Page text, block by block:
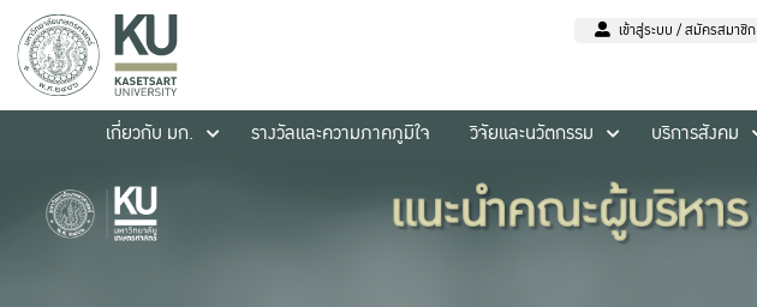
เข้าสู่ระบบ / สมัครสมาชิก
เกี่ยวกับ มก.
รางวัลและความภาคภูมิใจ วิจัยและนวัตกรรม บริการสังคม